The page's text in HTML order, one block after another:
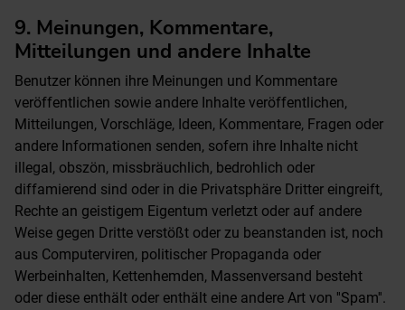
9. Meinungen, Kommentare,
Mitteilungen und andere Inhalte
Benutzer können ihre Meinungen und Kommentare
veröffentlichen sowie andere Inhalte veröffentlichen,
Mitteilungen, Vorschläge, Ideen, Kommentare, Fragen oder
andere Informationen senden, sofern ihre Inhalte nicht
illegal, obszön, missbräuchlich, bedrohlich oder
diffamierend sind oder in die Privatsphäre Dritter eingreift,
Rechte an geistigem Eigentum verletzt oder auf andere
Weise gegen Dritte verstößt oder zu beanstanden ist, noch
aus Computerviren, politischer Propaganda oder
Werbeinhalten, Kettenhemden, Massenversand besteht
oder diese enthält oder enthält eine andere Art von ''Spam''.